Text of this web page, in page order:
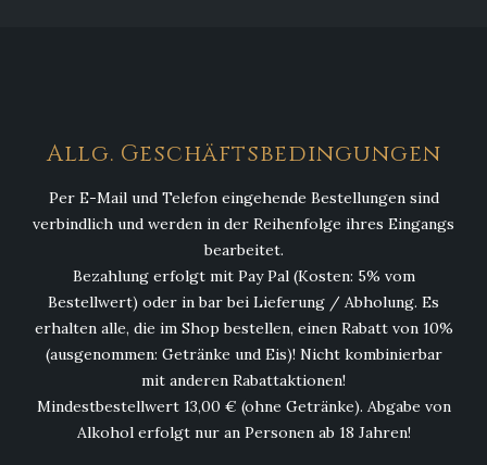
Allg. Geschäftsbedingungen
Per E-Mail und Telefon eingehende Bestellungen sind
verbindlich und werden in der Reihenfolge ihres Eingangs
bearbeitet.
Bezahlung erfolgt mit Pay Pal (Kosten: 5% vom
Bestellwert) oder in bar bei Lieferung / Abholung. Es
erhalten alle, die im Shop bestellen, einen Rabatt von 10%
(ausgenommen: Getränke und Eis)! Nicht kombinierbar
mit anderen Rabattaktionen!
Mindestbestellwert 13,00 € (ohne Getränke). Abgabe von
Alkohol erfolgt nur an Personen ab 18 Jahren!